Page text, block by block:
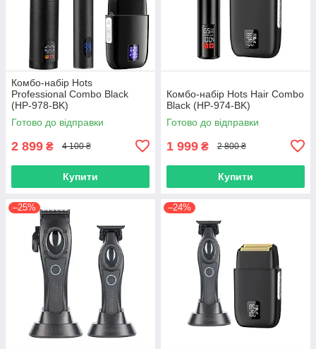
Комбо-набір Hots
Professional Combo Black
(HP-978-BK)
Готово до відправки
2 899 ₴ 4 100 ₴
Купити
Комбо-набір Hots Hair Combo
Black (HP-974-BK)
Готово до відправки
1 999 ₴ 2 800 ₴
Купити
–25% –24%